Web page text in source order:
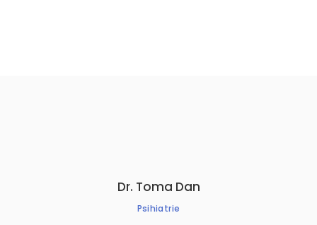
Dr. Toma Dan
Psihiatrie